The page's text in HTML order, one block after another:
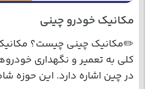
مکانیک خودرو چینی
✏️مکانیک چینی چیست؟
کلی به تعمیر و نگهداری
در چین اشاره دارد. این